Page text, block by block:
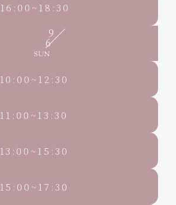
16:00~18:30
9
6
10:00~12:30
11:00~13:30
13:00~15:30
15:00~17:30